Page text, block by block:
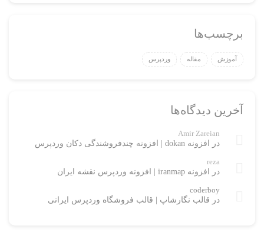
برچسب‌ها
آموزش مقاله وردپرس
آخرین دیدگاه‌ها
Amir Zareian
در
افزونه dokan | افزونه چندفروشندگی دکان وردپرس
reza
در
افزونه iranmap | افزونه وردپرس نقشه ایران
coderboy
در قالب نگارشاپ | قالب فروشگاه وردپرس ایرانی